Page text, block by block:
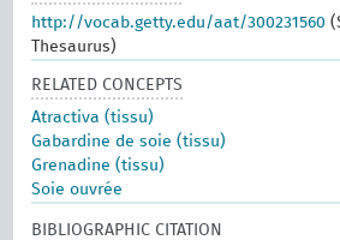
http://vocab.getty.edu/aat/300231560
Thesaurus)
RELATED CONCEPTS
Atractiva (tissu)
Gabardine de soie (tissu)
Grenadine (tissu)
Soie ouvrée
BIBLIOGRAPHIC CITATION